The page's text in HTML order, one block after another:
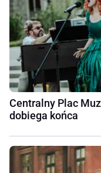
Centralny Plac
dobiega końca